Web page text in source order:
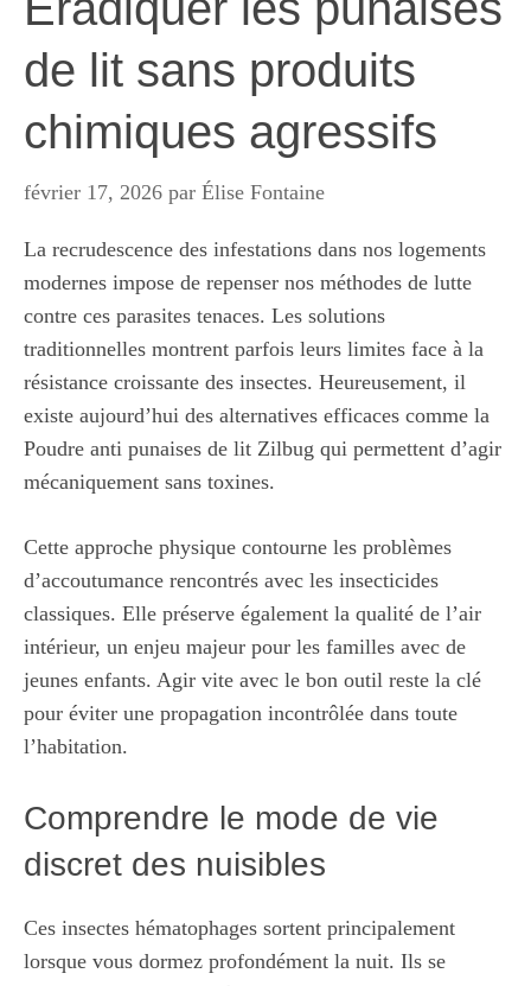
de lit sans produits
chimiques agressifs
février 17, 2026 par Élise Fontaine
La recrudescence des infestations dans nos logements
modernes impose de repenser nos méthodes de lutte
contre ces parasites tenaces. Les solutions
traditionnelles montrent parfois leurs limites face à la
résistance croissante des insectes. Heureusement, il
existe aujourd’hui des alternatives efficaces comme la
Poudre anti punaises de lit Zilbug qui permettent d’agir
mécaniquement sans toxines.
Cette approche physique contourne les problèmes
d’accoutumance rencontrés avec les insecticides
classiques. Elle préserve également la qualité de l’air
intérieur, un enjeu majeur pour les familles avec de
jeunes enfants. Agir vite avec le bon outil reste la clé
pour éviter une propagation incontrôlée dans toute
l’habitation.
Comprendre le mode de vie
discret des nuisibles
Ces insectes hématophages sortent principalement
lorsque vous dormez profondément la nuit. Ils se